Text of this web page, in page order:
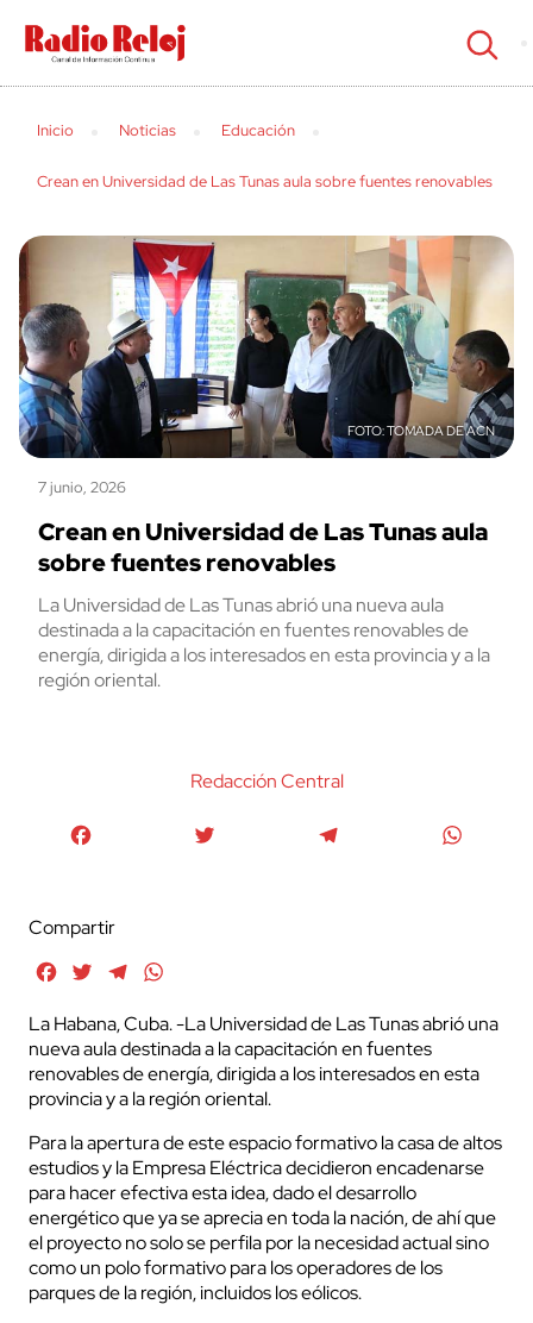
cerrar
Inicio Noticias Educación
Crean en Universidad de Las Tunas aula sobre fuentes renovables
TOMADA DE ACN
7 junio, 2026
Crean en Universidad de Las Tunas aula
sobre fuentes renovables
La Universidad de Las Tunas abrió una nueva aula
destinada a la capacitación en fuentes renovables de
energía, dirigida a los interesados en esta provincia y a la
región oriental.
Redacción Central
Compartir
FacebookTwitterTelegram
La Habana, Cuba. -La Universidad de Las Tunas abrió una
nueva aula destinada a la capacitación en fuentes
renovables de energía, dirigida a los interesados en esta
provincia y a la región oriental.
Para la apertura de este espacio formativo la casa de altos
estudios y la Empresa Eléctrica decidieron encadenarse
para hacer efectiva esta idea, dado el desarrollo
energético que ya se aprecia en toda la nación, de ahí que
el proyecto no solo se perfila por la necesidad actual sino
como un polo formativo para los operadores de los
parques de la región, incluidos los eólicos.